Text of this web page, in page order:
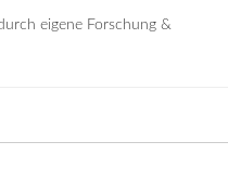
eigene Forschung &